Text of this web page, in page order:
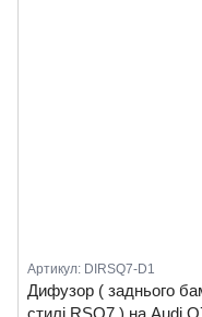
Артикул: DIRSQ7-D1
Дифузор ( заднього
стилі RSQ7 ) на Audi